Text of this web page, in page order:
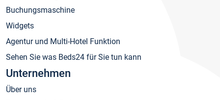
Buchungsmaschine
Widgets
Agentur und Multi-Hotel Funktion
Sehen Sie was Beds24 für Sie tun kann
Unternehmen
Über uns